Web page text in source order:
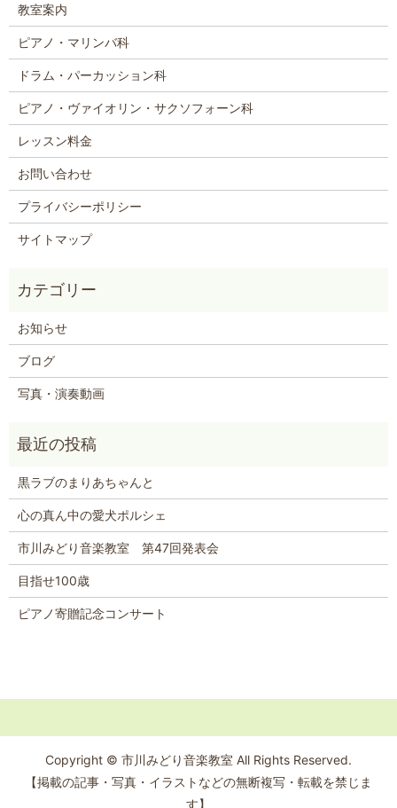
教室案内
ピアノ・マリンバ科
ドラム・パーカッション科
ピアノ・ヴァイオリン・サクソフォーン科
レッスン料金
お問い合わせ
プライバシーポリシー
サイトマップ
お知らせ
ブログ
写真・演奏動画
黒ラブのまりあちゃんと
心の真ん中の愛犬ポルシェ
市川みどり音楽教室 第47回発表会
目指せ100歳
ピアノ寄贈記念コンサート
Copyright © 市川みどり音楽教室 All Rights Reserved.
【掲載の記事・写真・イラストなどの無断複写・転載を禁じま
す】